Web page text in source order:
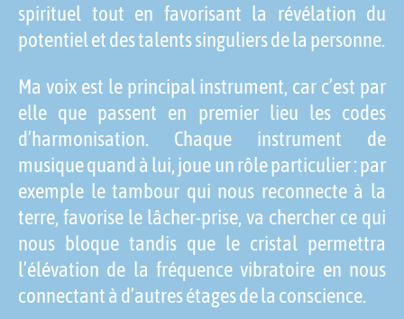
spirituel tout en favorisant la révélation du
potentiel et des talents singuliers de la personne.
Ma voix est le principal instrument, car c’est par
elle que passent en premier lieu les codes
d’harmonisation. Chaque instrument de
musique quand à lui, joue un rôle particulier : par
exemple le tambour qui nous reconnecte à la
terre, favorise le lâcher-prise, va chercher ce qui
nous bloque tandis que le cristal permettra
l’élévation de la fréquence vibratoire en nous
connectant à d’autres étages de la conscience.